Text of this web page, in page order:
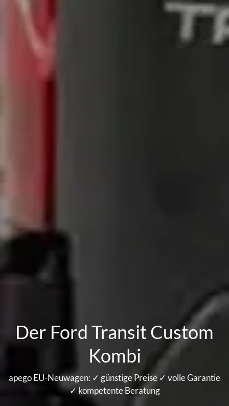
Der Ford Transit Custom
Kombi
apego EU-Neuwagen: ✓ günstige Preise ✓ volle Garantie
✓ kompetente Beratung